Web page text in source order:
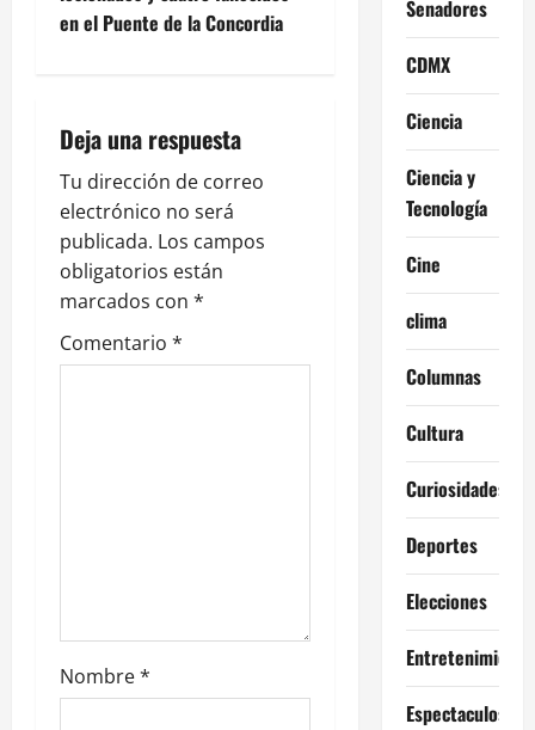
g
c
i
ó
n
d
e
a
d
en el Puente de la Concordia
Deja una respuesta
Tu dirección de correo
electrónico no será
publicada. Los campos
obligatorios están
marcados con *
Comentario *
Nombre*
Senadores
CDMX
Ciencia
Ciencia y
Tecnología
Cine
clima
Columnas
Cultura
Curiosidades
Deportes
Elecciones
Entretenimiento
Espectaculos